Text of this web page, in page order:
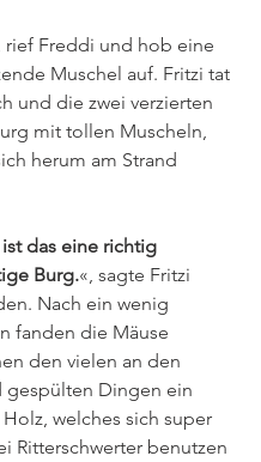
rief Freddi und hob eine
Muschel auf. Fritzi tat
und die zwei verzierten
mit tollen Muscheln,
herum am Strand
das eine richtig
Burg.«, sagte Fritzi
Nach ein wenig
fanden die Mäuse
den vielen an den
gespülten Dingen ein
welches sich super
Ritterschwerter benutzen